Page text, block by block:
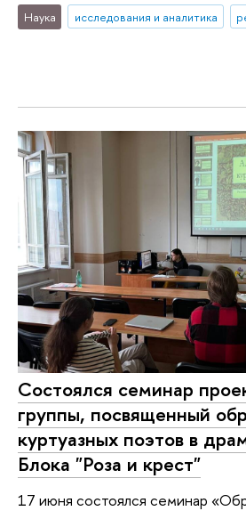
Наука исследования и аналитика
Состоялся семинар
группы, посвященный
куртуазных поэтов в
Блока "Роза и крест"
17 июня состоялся семинар